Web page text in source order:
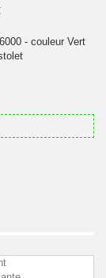
- couleur Vert